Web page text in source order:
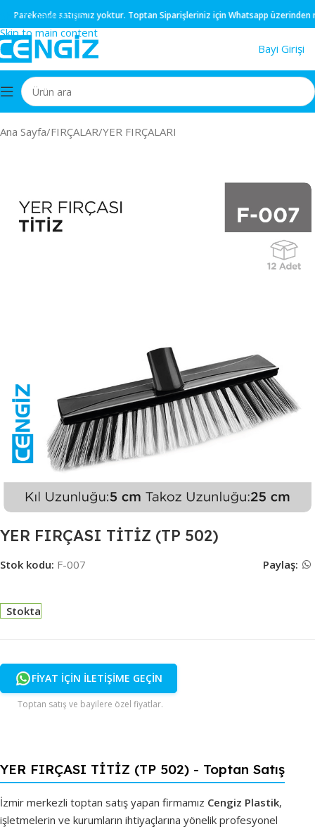
Skip to navigation
Skip to main content
Parekendesatışımız yoktur.ToptanSiparişleriniz içinWhatsappüzerinden
Bayi Girişi
Ana Sayfa/FIRÇALAR/YER FIRÇALARI
YER FIRÇASI TİTİZ (TP 502)
Stok kodu: F-007 Paylaş:
Stokta
FİYAT İÇİN İLETİŞİME GEÇİN
Toptan satış ve bayilere özel fiyatlar.
YER FIRÇASI TİTİZ (TP 502) - Toptan Satış
İzmir merkezli toptan satış yapan firmamız Cengiz Plastik,
işletmelerin ve kurumların ihtiyaçlarına yönelik profesyonel